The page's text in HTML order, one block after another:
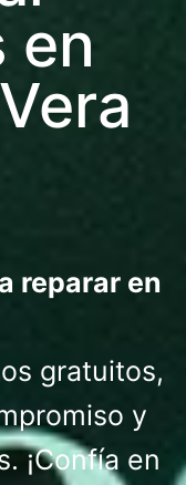
en
reparar en
gratuitos,
y
¡Confía en